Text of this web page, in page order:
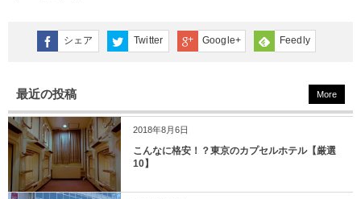
シェア Twitter Google+ Feedly
最近の投稿
2018年8月6日
こんなに格安！？東京のカプセルホテル【厳選
10】
More